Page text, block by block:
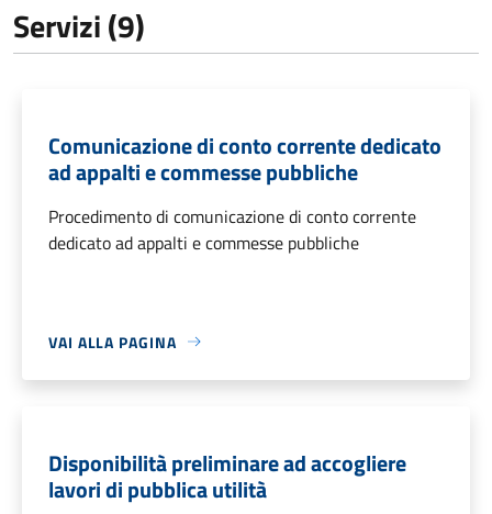
Servizi (9)
Comunicazione di conto corrente dedicato
ad appalti e commesse pubbliche
Procedimento di comunicazione di conto corrente
dedicato ad appalti e commesse pubbliche
VAI ALLA PAGINA
Disponibilità preliminare ad accogliere
lavori di pubblica utilità